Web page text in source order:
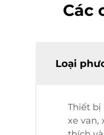
Các
Loại
Thiết bị
xe van,